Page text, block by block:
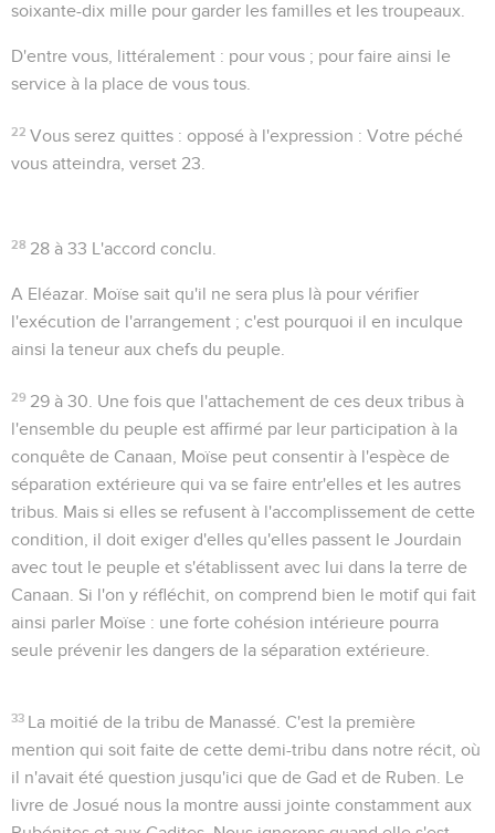
soixante-dix mille pour garder les familles et les troupeaux.
D'entre vous , littéralement : pour vous ; pour faire ainsi le
service à la place de vous tous.
22 Vous serez quittes : opposé à l'expression :Votre péché
vous atteindra , verset 23.
28 28 à 33 L'accord conclu.
A Eléazar . Moïse sait qu'il ne sera plus là pour vérifier
l'exécution de l'arrangement ; c'est pourquoi il en inculque
ainsi la teneur aux chefs du peuple.
29 29 à 30 . Une fois que l'attachement de ces deux tribus à
l'ensemble du peuple est affirmé par leur participation à la
conquête de Canaan, Moïse peut consentir à l'espèce de
séparation extérieure qui va se faire entr'elles et les autres
tribus. Mais si elles se refusent à l'accomplissement de cette
condition, il doit exiger d'elles qu'elles passent le Jourdain
avec tout le peuple et s'établissent avec lui dans la terre de
Canaan. Si l'on y réfléchit, on comprend bien le motif qui fait
ainsi parler Moïse : une forte cohésion intérieure pourra
seule prévenir les dangers de la séparation extérieure.
33 La moitié de la tribu de Manassé . C'est la première
mention qui soit faite de cette demi-tribu dans notre récit, où
il n'avait été question jusqu'ici que de Gad et de Ruben. Le
livre de Josué nous la montre aussi jointe constamment aux